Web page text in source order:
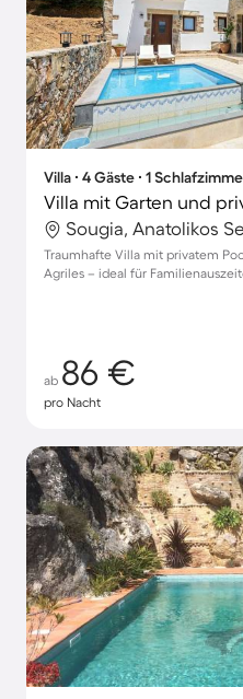
Villa ∙ 4 Gäste ∙ 1
Villa mit Garten und
Sougia, Anatolikos
Traumhafte Villa mit privatem
Agriles – ideal für
ab 86 €
pro Nacht